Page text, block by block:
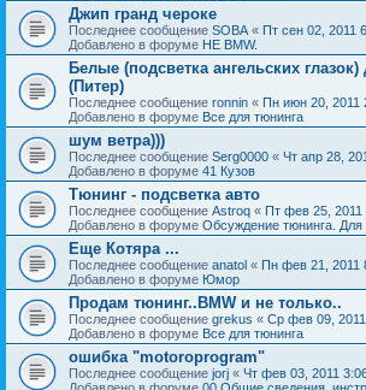
Джип гранд чероке
Последнее сообщение SOBA « Пт сен 02, 2011
Добавлено в форуме НЕ BMW.
Белые (подсветка ангельских
(Питер)
Последнее сообщение ronnin « Пн июн 20, 2011
Добавлено в форуме Все для тюнинга
шум ветра)))
Последнее сообщение Serg0000 « Чт апр 28,
Добавлено в форуме 41 Кузов
Тюнинг - подсветка авто
Последнее сообщение Astroq « Пт фев 25, 2011
Добавлено в форуме Обсуждение тюнинга. Для
Еще Котяра ...
Последнее сообщение anatol « Пн фев 21, 2011
Добавлено в форуме Юмор
Продам тюнинг..BMW и не только..
Последнее сообщение grekus « Ср фев 09,
Добавлено в форуме Все для тюнинга
ошибка "motoroprogram"
Последнее сообщение jorj « Чт фев 03, 2011
Добавлено в форуме 00 Общие сведения,